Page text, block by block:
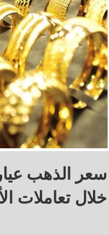
خلال تعاملات